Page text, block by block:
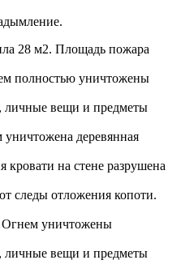
28 м2. Площадь пожара
полностью уничтожены
личные вещи и предметы
деревянная
кровати на стене разрушена
следы отложения копоти.
Огнем уничтожены
личные вещи и предметы